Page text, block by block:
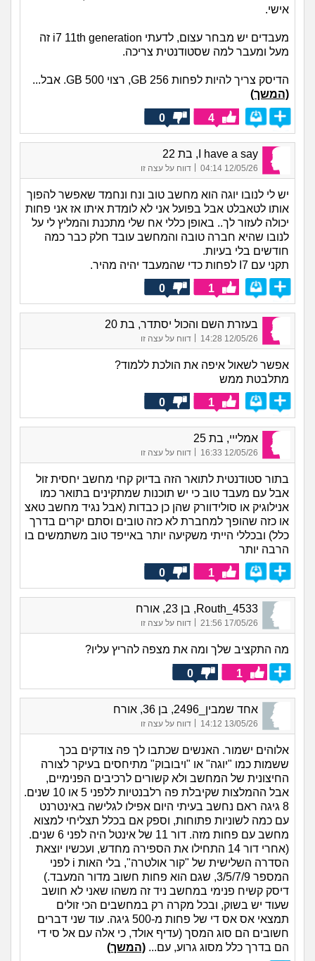
אישי.
מעבדים יש מבחר עצום, לדעתי i7 11th generation זה
מעל ומעבר למה שסטודנטית צריכה.
הדיסק צריך להיות לפחות 256 GB, רצוי 500 GB. אבל...
(המשך)
4
0
I have a say, בת 22
12/05/26 04:14
| דווח על עצה זו
יש לי לנובו יוגה הוא מחשב טוב ונח ונחמד שאפשר להפוך
אותו לטאבלט אבל בפועל אני לא לומדת איתו אז אני פחות
יכולה לעזור לך.. באופן כללי אח שלי מתכנת והמליץ לי על
לנובו שהיא חברה טובה והמחשב עובד חלק כבר כמה
חודשים בלי בעיות.
תקני עם I7 לפחות כדי שהמעבד יהיה מהיר.
1
0
בעזרת השם והכול יסתדר, בת 20
12/05/26 14:28
| דווח על עצה זו
אפשר לשאול איפה את הולכת ללמוד?
מתלבטת ממש
1
0
אמלייי, בת 25
12/05/26 16:33 דווח על עצה זו
בתור סטודנטית לתואר הזה בדיוק קחי מחשב יחסית זול
אבל עם מעבד טוב כי יש תוכנות שמתקינים בתואר כמו
אנילוגיק או סולידוורק שהן כן כבדות (אבל נגיד מחשב טאצ
או כזה שהופך למחברת לא כזה טובים וסתם יקרים בדרך
כלל) ובכללי הייתי משקיעה יותר באייפד טוב משתמשים בו
הרבה יותר
1
0
Routh_4533, בן 23, אורח
17/05/26 21:56 דווח על עצה זו
מה התקציב שלך ומה את מצפה להריץ עליו?
1
0
אחד שמבין_2496, בן 36, אורח
13/05/26 14:12
| דווח על עצה זו
אלוהים ישמור. האנשים שכתבו לך פה צודקים בכך
ששמות כמו "יוגה" או "ויבובוק" מתיחסים בעיקר לצורה
החיצונית של המחשב ולא קשורים לרכיבים הפנימיים,
אבל ההמלצות שקיבלת פה רלבנטיות ללפני 5 או 10 שנים.
8 גיגה ראם נחשב בעיתי היום אפילו לגלישה באינטרנט
עם כמה לשוניות פתוחות, וספק אם בכלל תצליחי למצוא
מחשב עם פחות מזה. דור 11 של אינטל היה לפני 6 שנים.
(אחרי דור 14 התחילו את הספירה מחדש, ועכשיו יוצאת
הסדרה השלישית של "קור אולטרה", בלי האות i לפני
המספר 3/5/7/9, שגם הוא פחות חשוב מדור המעבד.)
דיסק קשיח פנימי במחשב ניד זה משהו שאני לא חושב
שעוד יש בשוק, ובכל מקרה רק במחשבים הכי זולים
תמצאי אס אס די של פחות מ-500 גיגה. עוד שני דברים
חשובים הם סוג המסך (עדיף אולד, כי אלה עם אל סי די
הם בדרך כלל מסוג גרוע, עם... (המשך)